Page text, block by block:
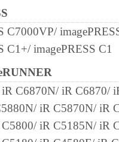
、下記(2)または(3)
。
フトウェア」および
ることにより、本契
のいずれかの条項に
ます。
によって本契約書が
C7000VP/
C1+/ imagePRESS C1
C6870N/ iR C6870/
iR C5870N/ iR
iR C5185N/ iR